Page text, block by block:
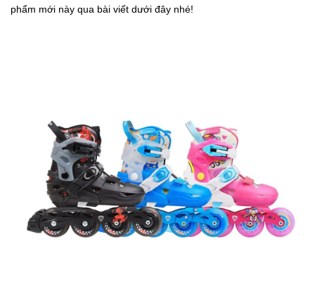
phẩm mới này qua bài viết dưới đây nhé!